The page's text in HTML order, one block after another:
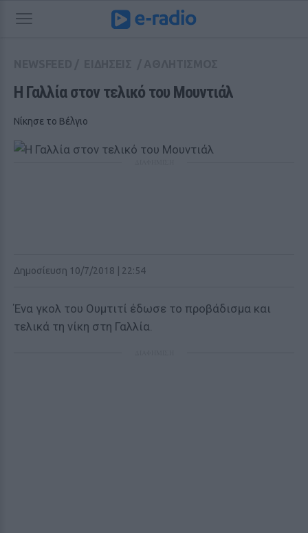
H Γαλλία στον τελικό του Μουντιάλ
Νίκησε το Βέλγιο
Δημοσίευση 10/7/2018 | 22:54
Ένα γκολ του Ουμτιτί έδωσε το προβάδισμα και
τελικά τη νίκη στη Γαλλία.